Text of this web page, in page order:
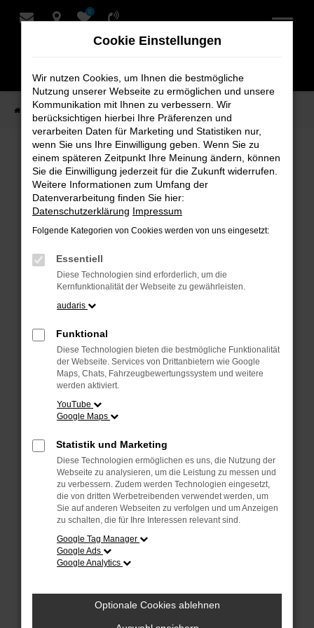
Zum
0
Startseite Verkauf Fahrzeug-Showroom
Fahrzeug-Showroom
Beim Laden ist ein Fehler aufgetreten.
Hier sind ein paar Tipps, die dir helfen können:
Überprüfe deine Firewall und deine
Internetverbindung.
Laden andere Webseiten, zum Beispiel
deine Suchmaschine?
Prüfe deine Browsererweiterungen.
Manche Erweiterungen, wie Werbeblocker,
können das Laden bestimmter Seiten
verhindern. Funktioniert die Seite in einem
anderen Browser oder in einem privaten
Fenster?
Starte dein Gerät neu.
Das kann manchmal helfen,
vorübergehende Probleme zu beheben.
Stelle sicher, dass dein Browser und dein
Betriebssystem auf dem neuesten Stand
Veraltete Software birgt nicht nur ein
Cookie Einstellungen
Wir nutzen Cookies, um Ihnen die bestmögliche
Nutzung unserer Webseite zu ermöglichen und unsere
Kommunikation mit Ihnen zu verbessern. Wir
berücksichtigen hierbei Ihre Präferenzen und
verarbeiten Daten für Marketing und Statistiken nur,
wenn Sie uns Ihre Einwilligung geben. Wenn Sie zu
einem späteren Zeitpunkt Ihre Meinung ändern, können
Sie die Einwilligung jederzeit für die Zukunft widerrufen.
Weitere Informationen zum Umfang der
Datenverarbeitung finden Sie hier:
Datenschutzerklärung Impressum
Folgende Kategorien von Cookies werden von uns eingesetzt:
Essentiell
Diese Technologien sind erforderlich, um die
Kernfunktionalität der Webseite zu gewährleisten.
audaris
Funktional
Diese Technologien bieten die bestmögliche Funktionalität
der Webseite. Services von Drittanbietern wie Google
Maps, Chats, Fahrzeugbewertungssystem und weitere
werden aktiviert.
YouTube
Google Maps
Statistik und Marketing
Diese Technologien ermöglichen es uns, die Nutzung der
Webseite zu analysieren, um die Leistung zu messen und
zu verbessern. Zudem werden Technologien eingesetzt,
die von dritten Werbetreibenden verwendet werden, um
Sie auf anderen Webseiten zu verfolgen und um Anzeigen
zu schalten, die für Ihre Interessen relevant sind.
Google Tag Manager
Google Ads
Google Analytics
Optionale Cookies ablehnen